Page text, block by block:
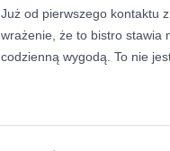
Już od pierwszego kontaktu
wrażenie, że to bistro stawia
codzienną wygodą. To nie